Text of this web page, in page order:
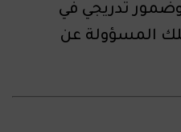
تدريجي في
المسؤولة عن